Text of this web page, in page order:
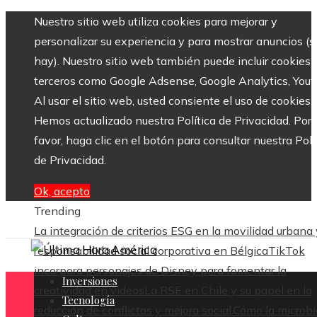
Nuestro sitio web utiliza cookies para mejorar y
personalizar su experiencia y para mostrar anuncios
hay). Nuestro sitio web también puede incluir cookies
terceros como Google Adsense, Google Analytics,
Al usar el sitio web, usted consiente el uso de cookies.
Hemos actualizado nuestra Política de Privacidad. Por
favor, haga clic en el botón para consultar nuestra
de Privacidad.
Ok, acepto
Trending
La integración de criterios ESG en la movilidad urbana
responsabilidad social corporativa en BélgicaTikTok
incorpora personajes de Disney para fomentar la
creatividad en videos
La RSE en Chile y su papel en la
reducción de conflictos y mejora social. Cómo la
Inversiones
Tecnología